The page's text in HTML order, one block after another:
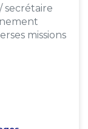
secrétaire
missions